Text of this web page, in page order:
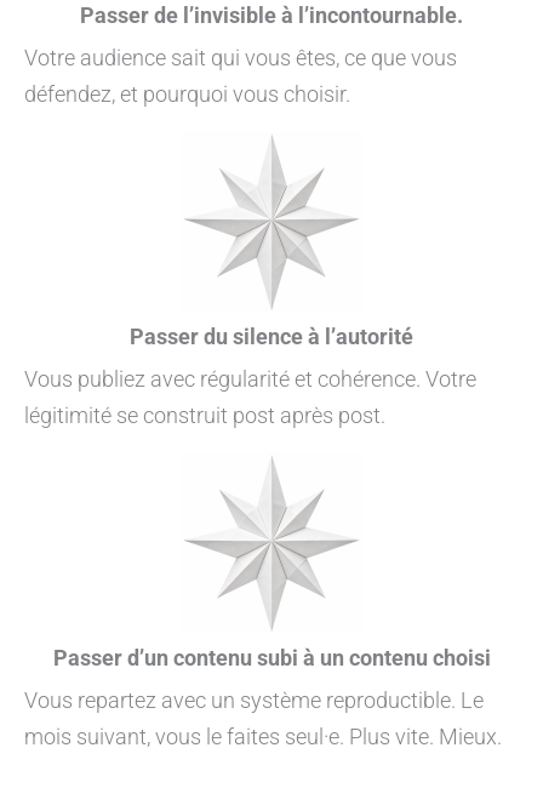
Passer de l’invisible à l’incontournable.
Votre audience sait qui vous êtes, ce que vous
défendez, et pourquoi vous choisir.
Passer du silence à l’autorité
Vous publiez avec régularité et cohérence. Votre
légitimité se construit post après post.
Passer d’un contenu subi à un contenu choisi
Vous repartez avec un système reproductible. Le
mois suivant, vous le faites seul·e. Plus vite. Mieux.